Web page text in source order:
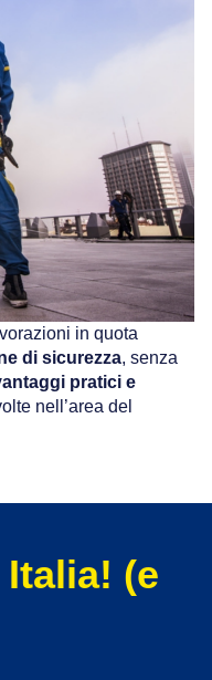
in quota
di sicurezza, senza
pratici e
nell’area del
(e